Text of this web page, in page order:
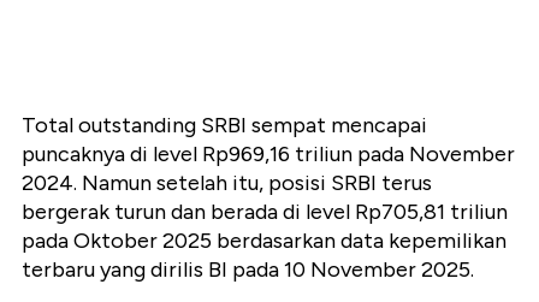
Total outstanding SRBI sempat mencapai
puncaknya di level Rp969,16 triliun pada November
2024. Namun setelah itu, posisi SRBI terus
bergerak turun dan berada di level Rp705,81 triliun
pada Oktober 2025 berdasarkan data kepemilikan
terbaru yang dirilis BI pada 10 November 2025.